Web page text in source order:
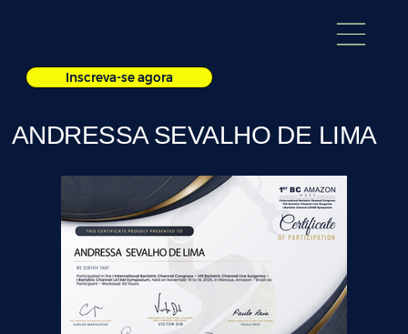
Inscreva-se agora
ANDRESSA SEVALHO DE LIMA